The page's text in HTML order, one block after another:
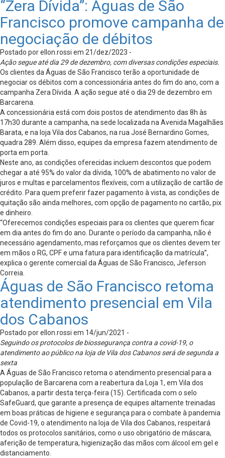
“Zera Dívida”: Águas de São
Francisco promove campanha de
negociação de débitos
Postado por ellon.rossi em 21/dez/2023 -
Ação segue até dia 29 de dezembro, com diversas condições especiais.
Os clientes da Águas de São Francisco terão a oportunidade de
negociar os débitos com a concessionária antes do fim do ano, com a
campanha Zera Dívida. A ação segue até o dia 29 de dezembro em
Barcarena.
A concessionária está com dois postos de atendimento das 8h às
17h30 durante a campanha, na sede localizada na Avenida Magalhães
Barata, e na loja Vila dos Cabanos, na rua José Bernardino Gomes,
quadra 289. Além disso, equipes da empresa fazem atendimento de
porta em porta.
Neste ano, as condições oferecidas incluem descontos que podem
chegar a até 95% do valor da dívida, 100% de abatimento no valor de
juros e multas e parcelamentos flexíveis, com a utilização de cartão de
crédito. Para quem preferir fazer pagamento à vista, as condições de
quitação são ainda melhores, com opção de pagamento no cartão, pix
e dinheiro.
“Oferecemos condições especiais para os clientes que querem ficar
em dia antes do fim do ano. Durante o período da campanha, não é
necessário agendamento, mas reforçamos que os clientes devem ter
em mãos o RG, CPF e uma fatura para identificação da matrícula”,
explica o gerente comercial da Águas de São Francisco, Jeferson
Correia.
Águas de São Francisco retoma
atendimento presencial em Vila
dos Cabanos
Postado por ellon.rossi em 14/jun/2021 -
Seguindo os protocolos de biossegurança contra a covid-19, o
atendimento ao público na loja de Vila dos Cabanos será de segunda a
sexta
A Águas de São Francisco retoma o atendimento presencial para a
população de Barcarena com a reabertura da Loja 1, em Vila dos
Cabanos, a partir desta terça-feira (15). Certificada com o selo
SafeGuard, que garante a presença de equipes altamente treinadas
em boas práticas de higiene e segurança para o combate à pandemia
de Covid-19, o atendimento na loja de Vila dos Cabanos, respeitará
todos os protocolos sanitários, como o uso obrigatório de máscara,
aferição de temperatura, higienização das mãos com álcool em gel e
distanciamento.